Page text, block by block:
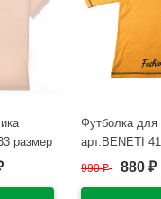
размер
Футболка для
арт.BENETI
36/140-44/164
990₽ 880 ₽